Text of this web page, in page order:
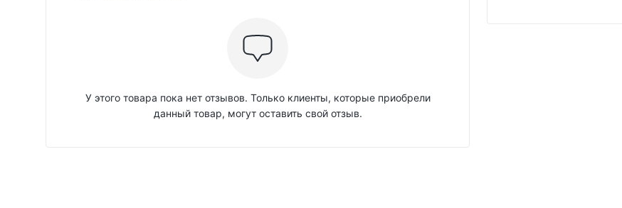
У этого товара пока нет отзывов. Только клиенты, которые приобрели
данный товар, могут оставить свой отзыв.